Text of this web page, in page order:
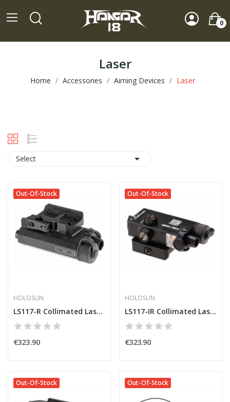
0
Laser
Home Accessories Aiming Devices Laser
Select 
Out-Of-Stock
HOLOSUN
LS117-R Collimated Laser Red [Holosun]
€323.90
Out-Of-Stock
HOLOSUN
LS117-IR Collimated Laser IR [Holosun]
€323.90
Out-Of-Stock Out-Of-Stock